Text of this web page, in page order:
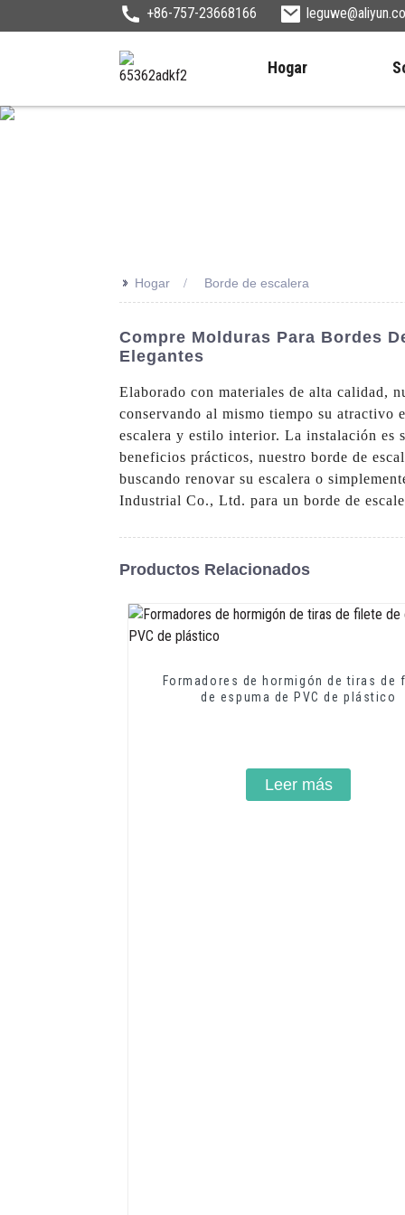
+86-757-23668166
Hogar
>> Hogar Borde de escalera
Compre Molduras Para Bordes
Elegantes
Elaborado con materiales de alta calidad,
conservando al mismo tiempo su atractivo
escalera y estilo interior. La instalación es
beneficios prácticos, nuestro borde de
buscando renovar su escalera o
Industrial Co., Ltd. para un borde de
Productos Relacionados
Formadores de hormigón de tiras de
de espuma de PVC de plástico
Leer más